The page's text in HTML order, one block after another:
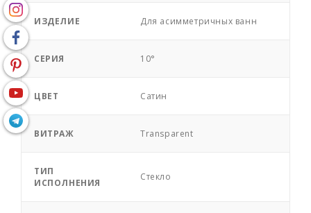
ИЗДЕЛИЕ Для асимметричных ванн
СЕРИЯ 10°
ЦВЕТ Сатин
ВИТРАЖ Transparent
ТИП
ИСПОЛНЕНИЯ
Стекло